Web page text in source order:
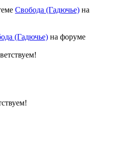
Свобода (Гадючье) на
(Гадючье) на форуме